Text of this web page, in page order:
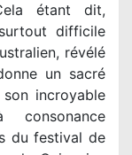
étant dit,
difficile
révélé
un sacré
incroyable
du festival de